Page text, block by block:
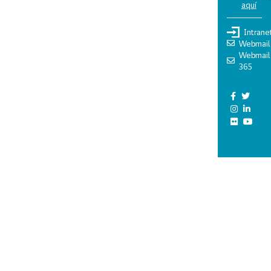
aquí
Webmail
Webmail
365